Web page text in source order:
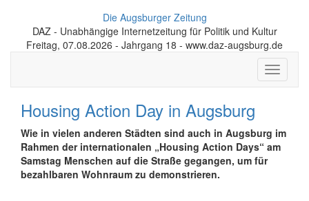
Die Augsburger Zeitung
DAZ - Unabhängige Internetzeitung für Politik und Kultur
Freitag, 07.08.2026 - Jahrgang 18 - www.daz-augsburg.de
Toggle
Housing Action Day in Augsburg
Wie in vielen anderen Städten sind auch in Augsburg im
Rahmen der internationalen „Housing Action Days“ am
Samstag Menschen auf die Straße gegangen, um für
bezahlbaren Wohnraum zu demonstrieren.